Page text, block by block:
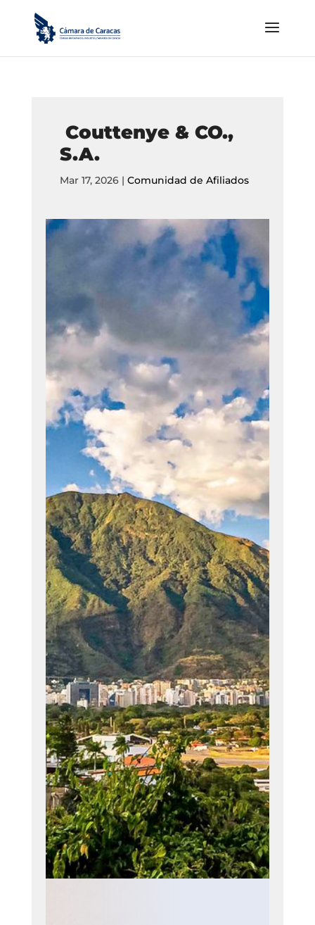
Couttenye & CO.,
S.A.
Mar 17, 2026| Comunidad de Afiliados
Misión
Fabricar y
comercializar
adhesivos,
recubrimientos,
resinas y
productos
complementario
s de alta calidad,
desarrollados
por el mejor
talento humano
para satisfacer a
nuestros
clientes en
Venezuela y
Países de la
Región,
fortaleciendo y
embelleciendo
sus ambientes.